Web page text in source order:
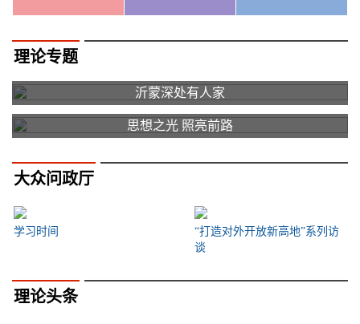
理论专题
沂蒙深处有人家
思想之光 照亮前路
大众问政厅
学习时间
“打造对外开放新高地”系列访
谈
理论头条